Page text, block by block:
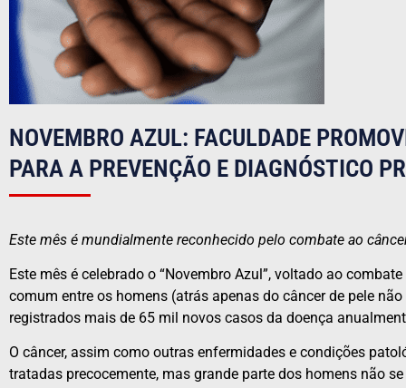
NOVEMBRO AZUL: FACULDADE
PARA A PREVENÇÃO E DIAGNÓSTICO
Este mês é mundialmente reconhecido pelo combate ao
Este mês é celebrado o “Novembro Azul”, voltado ao
comum entre os homens (atrás apenas do câncer de pele
registrados mais de 65 mil novos casos da doença
O câncer, assim como outras enfermidades e condições
tratadas precocemente, mas grande parte dos homens não